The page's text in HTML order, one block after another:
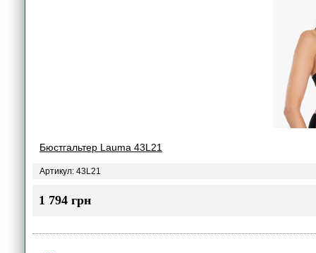
Бюстгальтер Lauma 43L21
Артикул: 43L21
1 794 грн